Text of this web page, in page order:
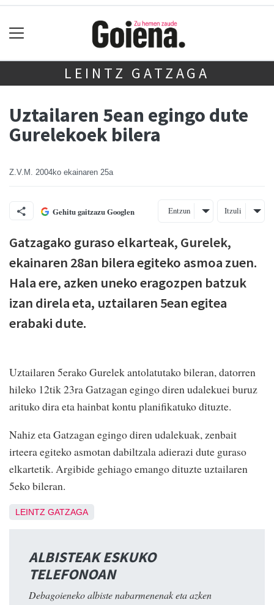
LEINTZ GATZAGA
Uztailaren 5ean egingo dute
Gurelekoek bilera
Z.V.M. 2004ko ekainaren 25a
Gehitu gaitzazu Googlen Entzun Itzuli
Gatzagako guraso elkarteak, Gurelek,
ekainaren 28an bilera egiteko asmoa zuen.
Hala ere, azken uneko eragozpen batzuk
izan direla eta, uztailaren 5ean egitea
erabaki dute.
Uztailaren 5erako Gurelek antolatutako bileran, datorren
hileko 12tik 23ra Gatzagan egingo diren udalekuei buruz
arituko dira eta hainbat kontu planifikatuko dituzte.
Nahiz eta Gatzagan egingo diren udalekuak, zenbait
irteera egiteko asmotan dabiltzala adierazi dute guraso
elkartetik. Argibide gehiago emango dituzte uztailaren
5eko bileran.
LEINTZ GATZAGA
ALBISTEAK ESKUKO
TELEFONOAN
Debagoieneko albiste nabarmenenak eta azken